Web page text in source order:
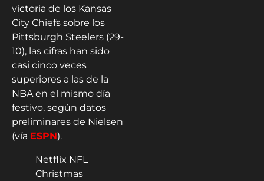
victoria de los Kansas
City Chiefs sobre los
Pittsburgh Steelers (29-
10), las cifras han sido
casi cinco veces
superiores a las de la
NBA en el mismo día
festivo, según datos
preliminares de Nielsen
(vía ESPN).
Netflix NFL
Christmas